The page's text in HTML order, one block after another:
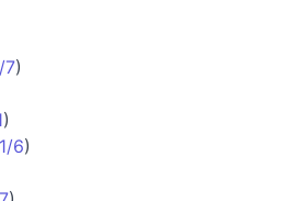
7)
)
1/6)